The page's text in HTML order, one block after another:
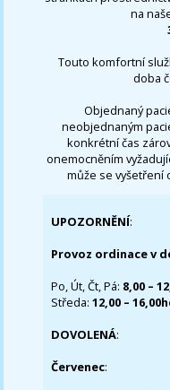
na
Touto komfortní
doba
Objednaný
neobjednaným
konkrétní čas
onemocněním
může se vyšetření
UPOZORNĚNÍ:
Provoz ordinace v
Po, Út, Čt, Pá: 8,00 –
Středa:12,00 –
DOVOLENÁ:
Červenec: